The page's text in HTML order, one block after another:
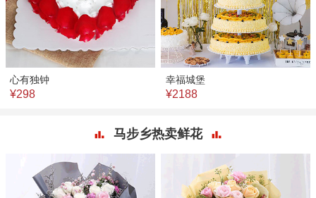
心有独钟
¥298
幸福城堡
¥2188
马步乡热卖鲜花